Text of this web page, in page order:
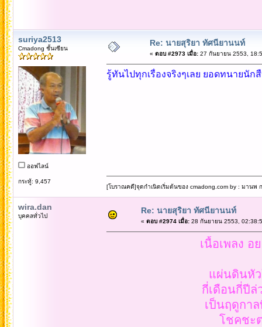
suriya2513
Cmadong ชั้นเซียน
ออฟไลน์
กระทู้: 9,457
Re: นายสุริยา ทัศนียานนท์
« ตอบ #2973 เมื่อ:27 กันยายน 2553,
รู้ทันไปทุกเรื่องจริงๆเลย ยอดทนายนัก
[โบราณคดี]จุดกำเนิดเริ่มต้นของ cmadong.com by : มานพ
wira.dan
บุคคลทั่วไป
Re: นายสุริยา ทัศนียานนท์
« ตอบ #2974 เมื่อ:28 กันยายน 2553,
เนื้อเพลง อ
แผ่นดินหั
กี่เดือนกี่ปีล่
เป็นฤดูกา
โชคชะ